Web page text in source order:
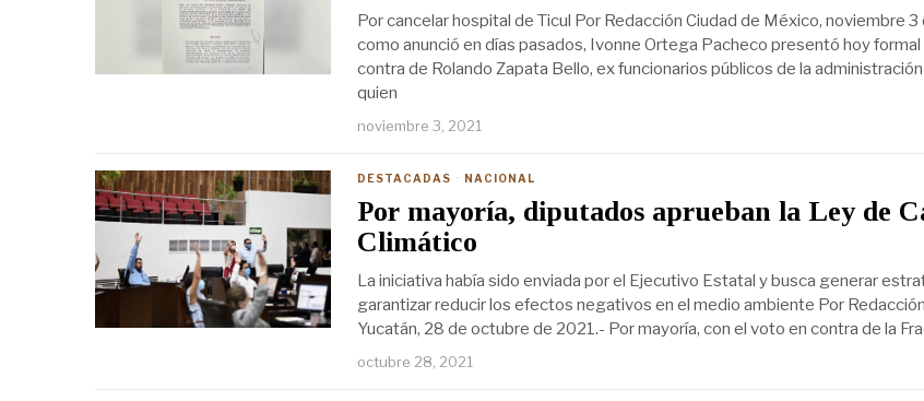
Por cancelar hospital de Ticul Por Redacción Ciudad de México, noviembre 3
como anunció en días pasados, Ivonne Ortega Pacheco presentó hoy formal
contra de Rolando Zapata Bello, ex funcionarios públicos de la
quien
noviembre 3, 2021
DESTACADAS · NACIONAL
Por mayoría, diputados aprueban la Ley de
Climático
La iniciativa había sido enviada por el Ejecutivo Estatal y busca generar
garantizar reducir los efectos negativos en el medio ambiente Por
Yucatán, 28 de octubre de 2021.- Por mayoría, con el voto en contra de la
octubre 28, 2021